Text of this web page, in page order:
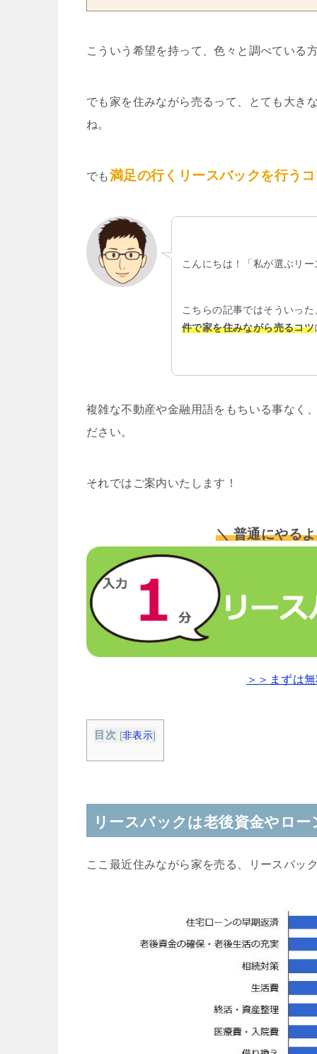
こういう希望を持って、色々と調べている
でも家を住みながら売るって、とても大き
ね。
でも満足の行くリースバックを行う
こんにちは！「私が選ぶリ
こちらの記事ではそういった
件で家を住みながら売るコツ
複雑な不動産や金融用語をもちいる事なく
ださい。
それではご案内いたします！
＼ 普通にやる
＞＞まずは
目次 [非表示]
リースバックは老後資金やロ
ここ最近住みながら家を売る、リースバッ